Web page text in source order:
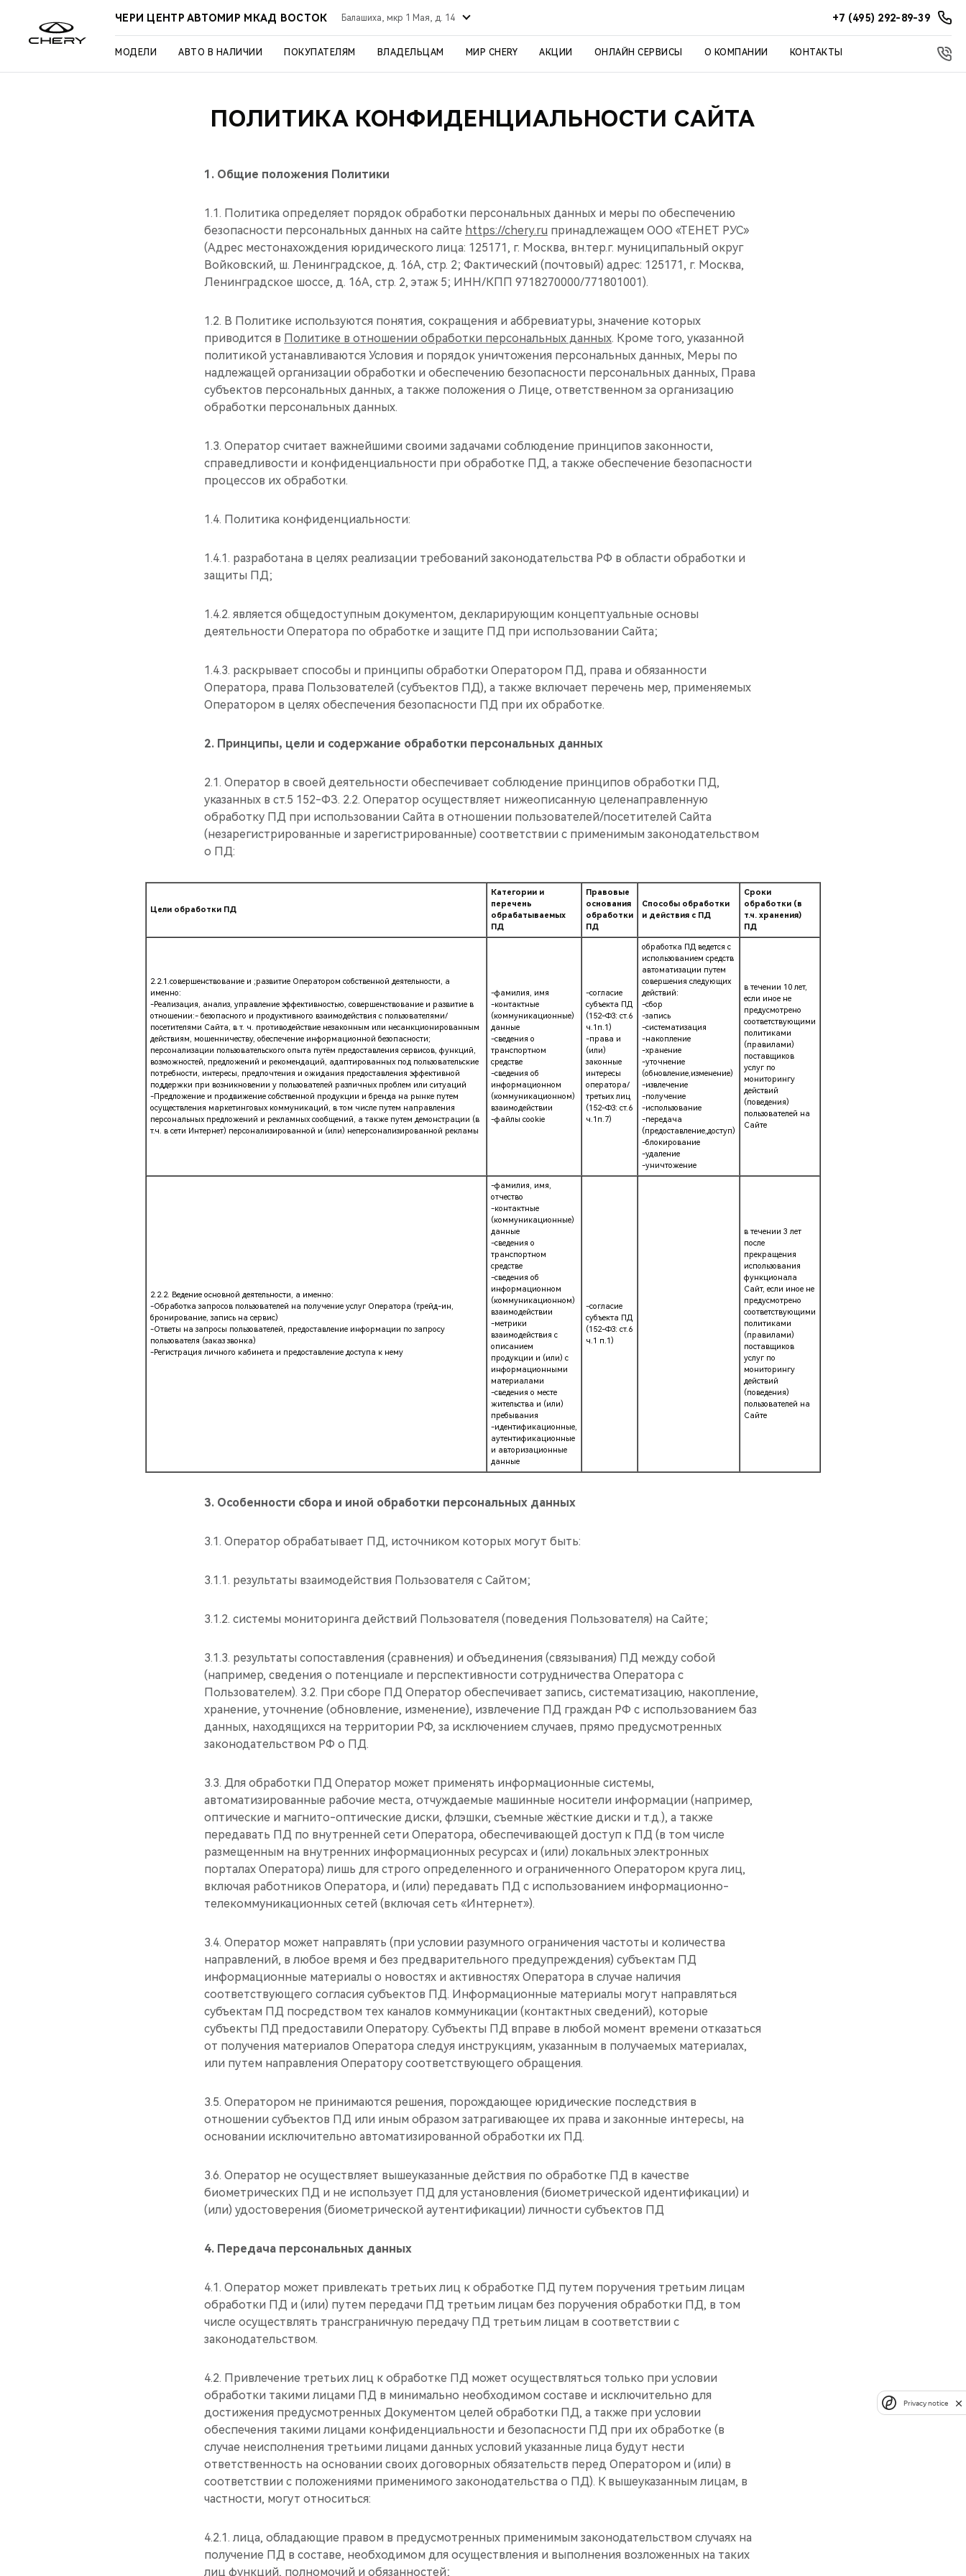
ЧЕРИ ЦЕНТР АВТОМИР МКАД ВОСТОК Балашиха, мкр 1 Мая, д. 14 +7 (495) 292-89-39
МОДЕЛИ АВТО В НАЛИЧИИ ПОКУПАТЕЛЯМ ВЛАДЕЛЬЦАМ МИР CHERY АКЦИИ ОНЛАЙН СЕРВИСЫ О КОМПАНИИ КОНТАКТЫ
ПОЛИТИКА КОНФИДЕНЦИАЛЬНОСТИ САЙТА
1. Общие положения Политики
1.1. Политика определяет порядок обработки персональных данных и меры по обеспечению
безопасности персональных данных на сайте https://chery.ru принадлежащем ООО «ТЕНЕТ РУС»
(Адрес местонахождения юридического лица: 125171, г. Москва, вн.тер.г. муниципальный округ
Войковский, ш. Ленинградское, д. 16А, стр. 2; Фактический (почтовый) адрес: 125171, г. Москва,
Ленинградское шоссе, д. 16А, стр. 2, этаж 5; ИНН/КПП 9718270000/771801001).
1.2. В Политике используются понятия, сокращения и аббревиатуры, значение которых
приводится в Политике в отношении обработки персональных данных. Кроме того, указанной
политикой устанавливаются Условия и порядок уничтожения персональных данных, Меры по
надлежащей организации обработки и обеспечению безопасности персональных данных, Права
субъектов персональных данных, а также положения о Лице, ответственном за организацию
обработки персональных данных.
1.3. Оператор считает важнейшими своими задачами соблюдение принципов законности,
справедливости и конфиденциальности при обработке ПД, а также обеспечение безопасности
процессов их обработки.
1.4. Политика конфиденциальности:
1.4.1. разработана в целях реализации требований законодательства РФ в области обработки и
защиты ПД;
1.4.2. является общедоступным документом, декларирующим концептуальные основы
деятельности Оператора по обработке и защите ПД при использовании Сайта;
1.4.3. раскрывает способы и принципы обработки Оператором ПД, права и обязанности
Оператора, права Пользователей (субъектов ПД), а также включает перечень мер, применяемых
Оператором в целях обеспечения безопасности ПД при их обработке.
2. Принципы, цели и содержание обработки персональных данных
2.1. Оператор в своей деятельности обеспечивает соблюдение принципов обработки ПД,
указанных в ст.5 152-ФЗ. 2.2. Оператор осуществляет нижеописанную целенаправленную
обработку ПД при использовании Сайта в отношении пользователей/посетителей Сайта
(незарегистрированные и зарегистрированные) соответствии с применимым законодательством
о ПД:
Цели обработки ПД
Категории и
перечень
обрабатываемых
ПД
Правовые
основания
обработки
ПД
Способы обработки
и действия с ПД
Сроки
обработки (в
т.ч. хранения)
ПД
2.2.1.совершенствование и ;развитие Оператором собственной деятельности, а
именно:
-Реализация, анализ, управление эффективностью, совершенствование и развитие в
отношении:- безопасного и продуктивного взаимодействия с пользователями/
посетителями Сайта, в т. ч. противодействие незаконным или несанкционированным
действиям, мошенничеству, обеспечение информационной безопасности;
персонализации пользовательского опыта путём предоставления сервисов, функций,
возможностей, предложений и рекомендаций, адаптированных под пользовательские
потребности, интересы, предпочтения и ожидания предоставления эффективной
поддержки при возникновении у пользователей различных проблем или ситуаций
-Предложение и продвижение собственной продукции и бренда на рынке путем
осуществления маркетинговых коммуникаций, в том числе путем направления
персональных предложений и рекламных сообщений, а также путем демонстрации (в
т.ч. в сети Интернет) персонализированной и (или) неперсонализированной рекламы
-фамилия, имя
-контактные
(коммуникационные)
данные
-сведения о
транспортном
средстве
-сведения об
информационном
(коммуникационном)
взаимодействии
-файлы cookie
-согласие
субъекта ПД
(152-ФЗ: ст.6
ч.1п.1)
-права и
(или)
законные
интересы
оператора/
третьих лиц
(152-ФЗ: ст.6
ч.1п.7)
обработка ПД ведется с
использованием средств
автоматизации путем
совершения следующих
действий:
-сбор
-запись
-систематизация
-накопление
-хранение
-уточнение
(обновление,изменение)
-извлечение
-получение
-использование
-передача
(предоставление,доступ)
-блокирование
-удаление
-уничтожение
в течении 10 лет,
если иное не
предусмотрено
соответствующими
политиками
(правилами)
поставщиков
услуг по
мониторингу
действий
(поведения)
пользователей на
Сайте
2.2.2. Ведение основной деятельности, а именно:
-Обработка запросов пользователей на получение услуг Оператора (трейд-ин,
бронирование, запись на сервис)
-Ответы на запросы пользователей, предоставление информации по запросу
пользователя (заказ звонка)
-Регистрация личного кабинета и предоставление доступа к нему
-фамилия, имя,
отчество
-контактные
(коммуникационные)
данные
-сведения о
транспортном
средстве
-сведения об
информационном
(коммуникационном)
взаимодействии
-метрики
взаимодействия с
описанием
продукции и (или) с
информационными
материалами
-сведения о месте
жительства и (или)
пребывания
-идентификационные,
аутентификационные
и авторизационные
данные
-согласие
субъекта ПД
(152-ФЗ: ст.6
ч.1 п.1)
в течении 3 лет
после
прекращения
использования
функционала
Сайт, если иное не
предусмотрено
соответствующими
политиками
(правилами)
поставщиков
услуг по
мониторингу
действий
(поведения)
пользователей на
Сайте
3. Особенности сбора и иной обработки персональных данных
3.1. Оператор обрабатывает ПД, источником которых могут быть:
3.1.1. результаты взаимодействия Пользователя с Сайтом;
3.1.2. системы мониторинга действий Пользователя (поведения Пользователя) на Сайте;
3.1.3. результаты сопоставления (сравнения) и объединения (связывания) ПД между собой
(например, сведения о потенциале и перспективности сотрудничества Оператора с
Пользователем). 3.2. При сборе ПД Оператор обеспечивает запись, систематизацию, накопление,
хранение, уточнение (обновление, изменение), извлечение ПД граждан РФ с использованием баз
данных, находящихся на территории РФ, за исключением случаев, прямо предусмотренных
законодательством РФ о ПД.
3.3. Для обработки ПД Оператор может применять информационные системы,
автоматизированные рабочие места, отчуждаемые машинные носители информации (например,
оптические и магнито-оптические диски, флэшки, съемные жёсткие диски и т.д.), а также
передавать ПД по внутренней сети Оператора, обеспечивающей доступ к ПД (в том числе
размещенным на внутренних информационных ресурсах и (или) локальных электронных
порталах Оператора) лишь для строго определенного и ограниченного Оператором круга лиц,
включая работников Оператора, и (или) передавать ПД с использованием информационно-
телекоммуникационных сетей (включая сеть «Интернет»).
3.4. Оператор может направлять (при условии разумного ограничения частоты и количества
направлений, в любое время и без предварительного предупреждения) субъектам ПД
информационные материалы о новостях и активностях Оператора в случае наличия
соответствующего согласия субъектов ПД. Информационные материалы могут направляться
субъектам ПД посредством тех каналов коммуникации (контактных сведений), которые
субъекты ПД предоставили Оператору. Субъекты ПД вправе в любой момент времени отказаться
от получения материалов Оператора следуя инструкциям, указанным в получаемых материалах,
или путем направления Оператору соответствующего обращения.
3.5. Оператором не принимаются решения, порождающее юридические последствия в
отношении субъектов ПД или иным образом затрагивающее их права и законные интересы, на
основании исключительно автоматизированной обработки их ПД.
3.6. Оператор не осуществляет вышеуказанные действия по обработке ПД в качестве
биометрических ПД и не использует ПД для установления (биометрической идентификации) и
(или) удостоверения (биометрической аутентификации) личности субъектов ПД
4. Передача персональных данных
4.1. Оператор может привлекать третьих лиц к обработке ПД путем поручения третьим лицам
обработки ПД и (или) путем передачи ПД третьим лицам без поручения обработки ПД, в том
числе осуществлять трансграничную передачу ПД третьим лицам в соответствии с
законодательством.
4.2. Привлечение третьих лиц к обработке ПД может осуществляться только при условии
обработки такими лицами ПД в минимально необходимом составе и исключительно для
достижения предусмотренных Документом целей обработки ПД, а также при условии
обеспечения такими лицами конфиденциальности и безопасности ПД при их обработке (в
случае неисполнения третьими лицами данных условий указанные лица будут нести
ответственность на основании своих договорных обязательств перед Оператором и (или) в
соответствии с положениями применимого законодательства о ПД). К вышеуказанным лицам, в
частности, могут относиться:
4.2.1. лица, обладающие правом в предусмотренных применимым законодательством случаях на
получение ПД в составе, необходимом для осуществления и выполнения возложенных на таких
лиц функций, полномочий и обязанностей;
Privacy notice